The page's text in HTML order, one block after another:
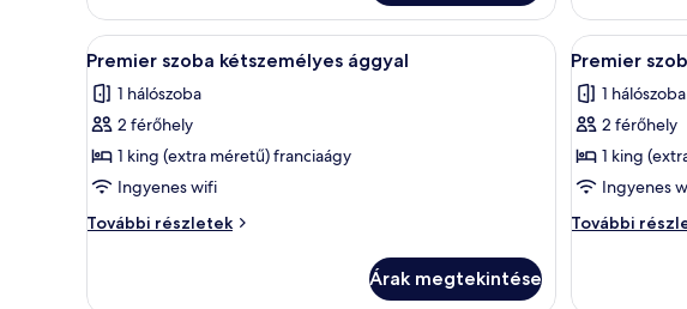
részletei
további
részletei
A
következő
szoba
összes
képének
megtekintése:
Premier
szoba
ággyal
Minibár ingyenes italokkal, ingyenes wifi és ágynemű
4
Premier szoba kétszemélyes ággyal
1 hálószoba
2 férőhely
1 king (extra méretű) franciaágy
Ingyenes wifi
További részletek
Premier
Árak megtekintése
A
következő
szoba
összes
képének
Premier
szoba
ággyal
4
Premier
1 hálószoba
2 férőhely
1 king
Ingyenes
További
Premier